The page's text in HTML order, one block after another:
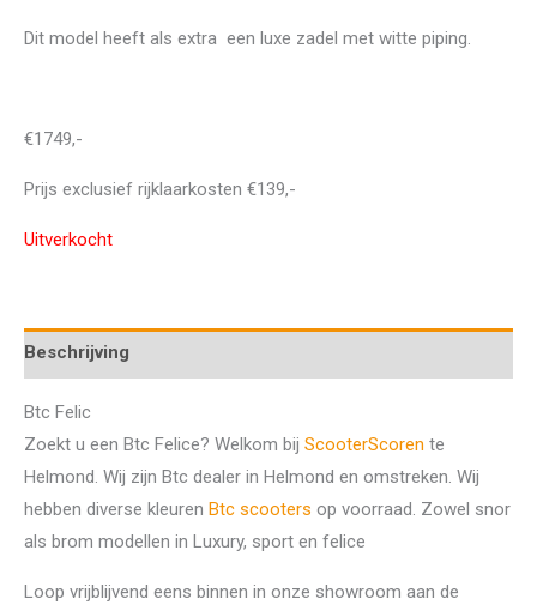
Dit model heeft als extra een luxe zadel met witte piping.
€1749,-
Prijs exclusief rijklaarkosten €139,-
Uitverkocht
Beschrijving
Btc Felic
Zoekt u een Btc Felice? Welkom bij ScooterScoren te
Helmond. Wij zijn Btc dealer in Helmond en omstreken. Wij
hebben diverse kleuren Btc scooters op voorraad. Zowel snor
als brom modellen in Luxury, sport en felice
Loop vrijblijvend eens binnen in onze showroom aan de